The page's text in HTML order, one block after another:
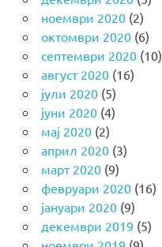
ноември 2020(2)
октомври 2020(6)
септември 2020(10)
август 2020(16)
јули 2020(5)
јуни 2020(4)
мај 2020(2)
април 2020(3)
март 2020(9)
февруари 2020(16)
јануари 2020(9)
декември 2019 (5)